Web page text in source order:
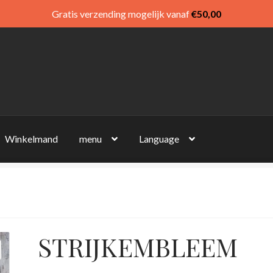
Winkelmand menu Language
STRIJKEMBLEEM
Gratis verzending mogelijk vanaf€50,00